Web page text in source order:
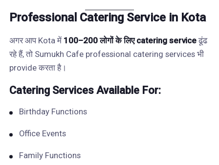
Professional Catering Service in Kota
अगर आप Kota में 100–200 लोगों के लिए catering serviceढूंढ
रहे हैं, तो Sumukh Cafe professional catering services भी
provide करता है।
Catering Services Available For:
Birthday Functions
Office Events
Family Functions